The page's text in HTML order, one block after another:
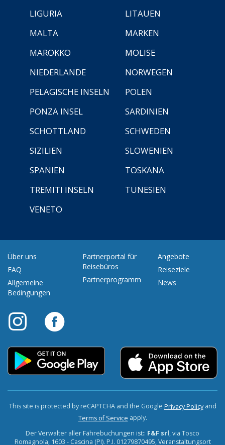
LIGURIA
LITAUEN
MALTA
MARKEN
MAROKKO
MOLISE
NIEDERLANDE
NORWEGEN
PELAGISCHE INSELN
POLEN
PONZA INSEL
SARDINIEN
SCHOTTLAND
SCHWEDEN
SIZILIEN
SLOWENIEN
SPANIEN
TOSKANA
TREMITI INSELN
TUNESIEN
VENETO
Über uns
FAQ
Allgemeine
Bedingungen
Partnerportal für
Reisebüros
Partnerprogramm
Angebote
Reiseziele
News
This site is protected by reCAPTCHA and the Google Privacy Policyand
Terms of Service apply.
Der Verwalter aller Fährebuchungen ist:: F&F srl, via Tosco
Romagnola, 1603 - Cascina (PI). P.I. 01279870495, Veranstaltungsort